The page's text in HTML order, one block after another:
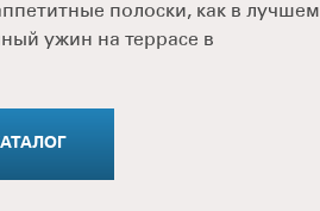
полоски, как в лучшем
ужин на террасе в